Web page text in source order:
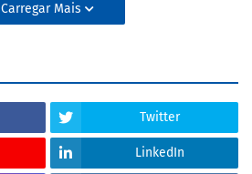
Carregar Mais
Twitter
LinkedIn